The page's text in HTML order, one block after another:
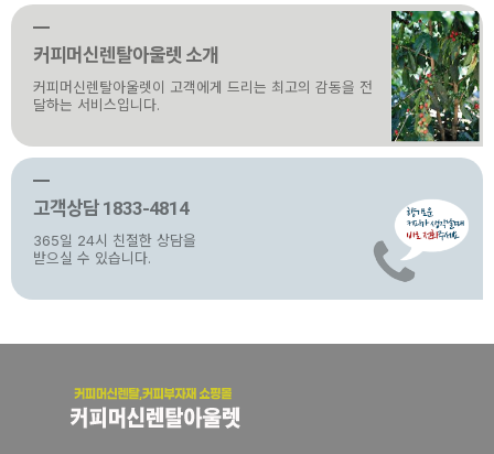
커피머신렌탈아울렛 소개
커피머신렌탈아울렛이 고객에게 드리는 최고의 감동을 전
달하는 서비스입니다.
고객상담 1833-4814
365일 24시 친절한 상담을
받으실 수 있습니다.